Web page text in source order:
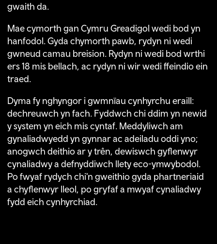
gwaith da.
Mae cymorth gan Cymru Greadigol wedi bod yn
hanfodol. Gyda chymorth pawb, rydyn ni wedi
gwneud camau breision. Rydyn ni wedi bod wrthi
ers 18 mis bellach, ac rydyn ni wir wedi ffeindio ein
traed.
Dyma fy nghyngor i gwmnïau cynhyrchu eraill:
dechreuwch yn fach. Fyddwch chi ddim yn newid
y system yn eich mis cyntaf. Meddyliwch am
gynaliadwyedd yn gynnar ac adeiladu oddi yno;
anogwch deithio ar y trên, dewiswch gyflenwyr
cynaliadwy a defnyddiwch llety eco-ymwybodol.
Po fwyaf rydych chi'n gweithio gyda phartneriaid
a chyflenwyr lleol, po gryfaf a mwyaf cynaliadwy
fydd eich cynhyrchiad.